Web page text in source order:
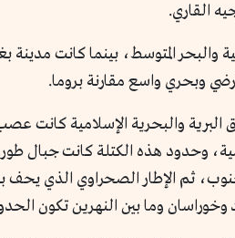
القاري.
والبحر المتوسط، بينما كانت
وبحري واسع مقارنة بروما.
البرية والبحرية الإسلامية كانت
وحدود هذه الكتلة كانت
ثم الإطار الصحراوي الذي يحف
وما بين النهرين تكون